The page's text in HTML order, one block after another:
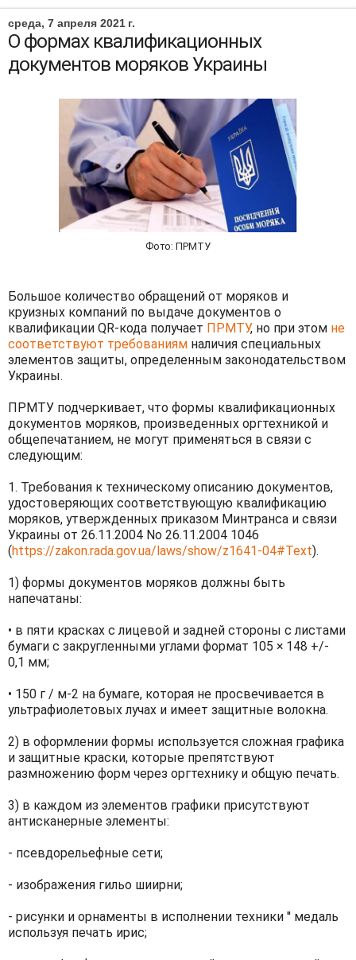
среда, 7 апреля 2021 г.
О формах квалификационных
документов моряков Украины
Фото: ПРМТУ
Большое количество обращений от моряков и
круизных компаний по выдаче документов о
квалификации QR-кода получает ПРМТУ, но при этом не
соответствуют требованиям наличия специальных
элементов защиты, определенным законодательством
Украины.
ПРМТУ подчеркивает, что формы квалификационных
документов моряков, произведенных оргтехникой и
общепечатанием, не могут применяться в связи с
следующим:
1. Требования к техническому описанию документов,
удостоверяющих соответствующую квалификацию
моряков, утвержденных приказом Минтранса и связи
Украины от 26.11.2004 No 26.11.2004 1046
(https://zakon.rada.gov.ua/laws/show/z1641-04#Text).
1) формы документов моряков должны быть
напечатаны:
• в пяти красках с лицевой и задней стороны с листами
бумаги с закругленными углами формат 105 × 148 +/-
0,1 мм;
• 150 г / м-2 на бумаге, которая не просвечивается в
ультрафиолетовых лучах и имеет защитные волокна.
2) в оформлении формы используется сложная графика
и защитные краски, которые препятствуют
размножению форм через оргтехнику и общую печать.
3) в каждом из элементов графики присутствуют
антисканерные элементы:
- псевдорельефные сети;
- изображения гильо шиирни;
- рисунки и орнаменты в исполнении техники ′′ медаль
используя печать ирис;